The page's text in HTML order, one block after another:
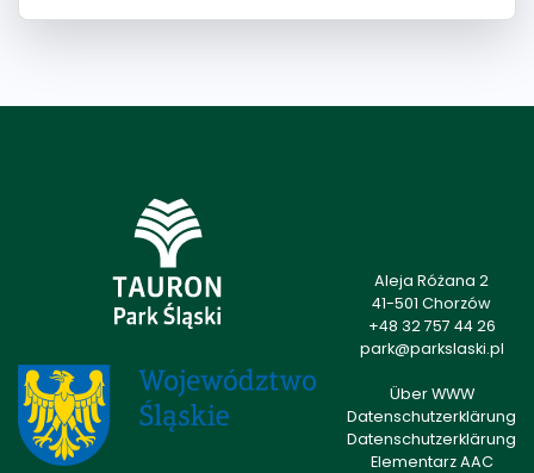
Aleja Różana 2
41-501 Chorzów
+48 32 757 44 26
park@parkslaski.pl
Über WWW
Datenschutzerklärung
Datenschutzerklärung
Elementarz AAC